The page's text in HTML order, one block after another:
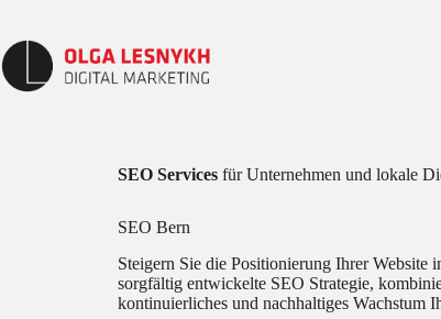
content
SEO Services für Unternehmen und lokale
SEO Bern
Steigern Sie die Positionierung Ihrer Website
sorgfältig entwickelte SEO Strategie,
kontinuierliches und nachhaltiges Wachstum